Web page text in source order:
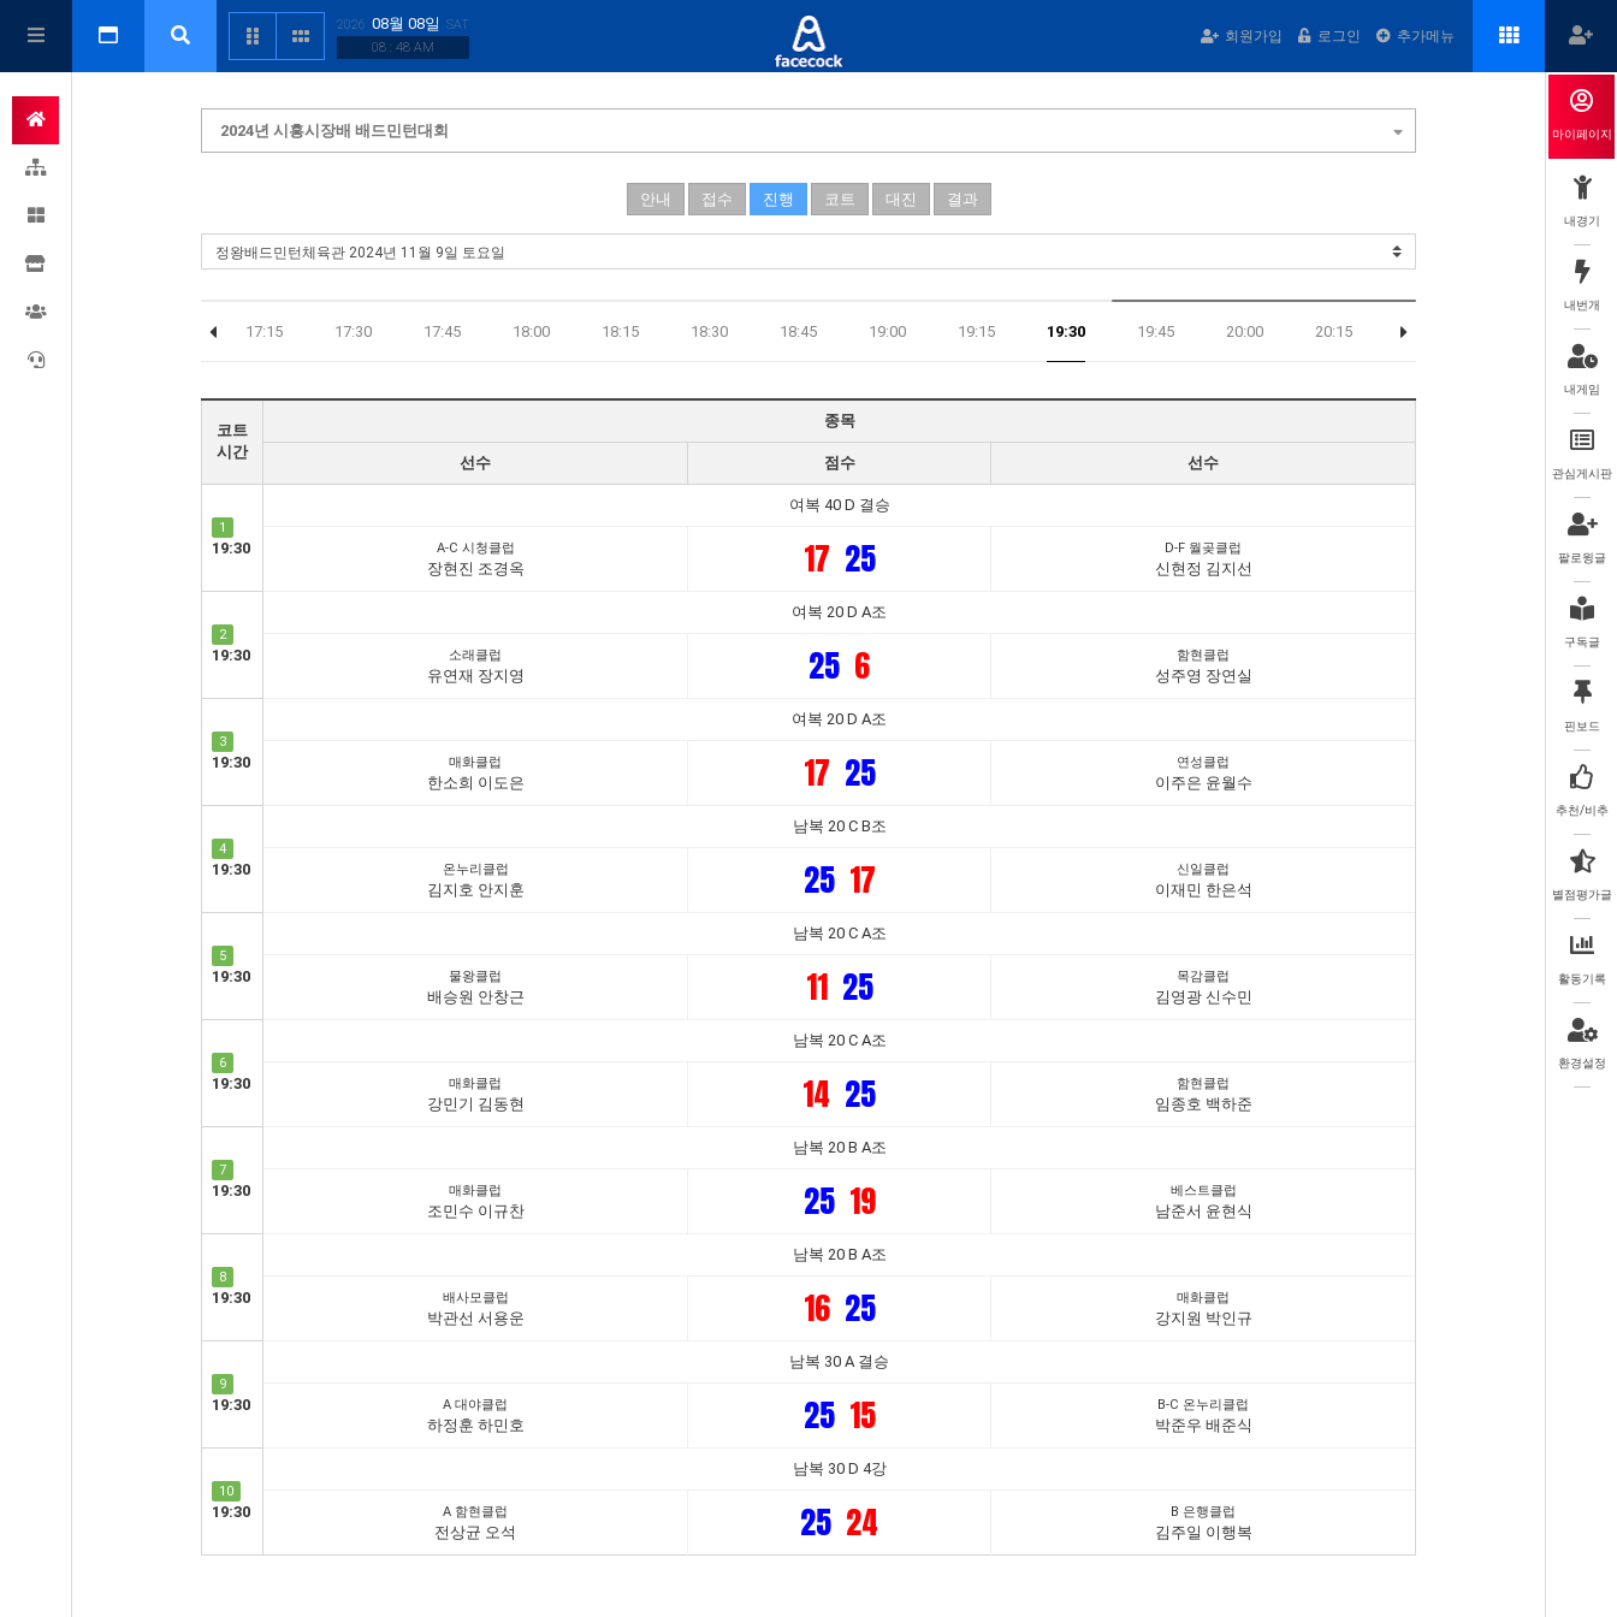
2026 08월 08일 SAT
08 : 48 AM
회원가입 로그인 추가메뉴
2024년 시흥시장배 배드민턴대회
안내 접수 진행 코트 대진 결과
17:15 17:30 17:45 18:00 18:15 18:30 18:45 19:00 19:15 19:30 19:45 20:00 20:15
코트
시간
종목
선수 점수 선수
1
19:30
여복 40 D 결승
A-C 시청클럽
장현진 조경옥 17 25 D-F 월곶클럽
신현정 김지선
2
19:30
여복 20 D A조
소래클럽
유연재 장지영 25 6 함현클럽
성주영 장연실
3
19:30
여복 20 D A조
매화클럽
한소희 이도은 17 25 연성클럽
이주은 윤월수
4
19:30
남복 20 C B조
온누리클럽
김지호 안지훈 25 17 신일클럽
이재민 한은석
5
19:30
남복 20 C A조
물왕클럽
배승원 안창근 11 25 목감클럽
김영광 신수민
6
19:30
남복 20 C A조
매화클럽
강민기 김동현 14 25 함현클럽
임종호 백하준
7
19:30
남복 20 B A조
매화클럽
조민수 이규찬 25 19 베스트클럽
남준서 윤현식
8
19:30
남복 20 B A조
배사모클럽
박관선 서용운 16 25 매화클럽
강지원 박인규
9
19:30
남복 30 A 결승
A 대야클럽
하정훈 하민호 25 15 B-C 온누리클럽
박준우 배준식
10
19:30
남복 30 D 4강
A 함현클럽
전상균 오석 25 24 B 은행클럽
김주일 이행복
마이페이지
내경기
내번개
내게임
관심게시판
팔로윙글
구독글
핀보드
추천/비추
별점평가글
활동기록
환경설정